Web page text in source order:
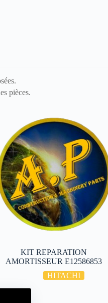
pièces.
KIT REPARATION
AMORTISSEUR E12586853
HITACHI